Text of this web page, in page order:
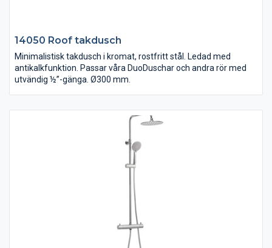
14050 Roof takdusch
Minimalistisk takdusch i kromat, rostfritt stål. Ledad med
antikalkfunktion. Passar våra DuoDuschar och andra rör med
utvändig ½”-gänga. Ø300 mm.